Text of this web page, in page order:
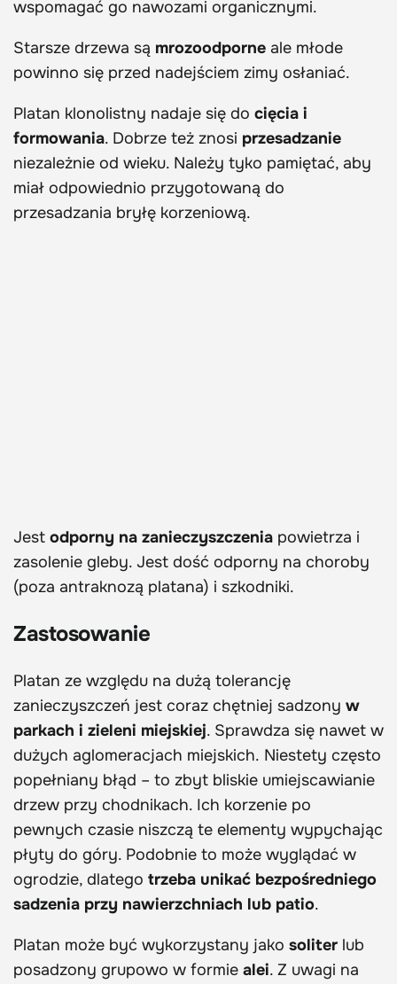
wspomagać go nawozami organicznymi.
Starsze drzewa są mrozoodporne ale młode
powinno się przed nadejściem zimy osłaniać.
Platan klonolistny nadaje się do cięcia i
formowania. Dobrze też znosi przesadzanie
niezależnie od wieku. Należy tyko pamiętać, aby
miał odpowiednio przygotowaną do
przesadzania bryłę korzeniową.
Jest odporny na zanieczyszczenia powietrza i
zasolenie gleby. Jest dość odporny na choroby
(poza antraknozą platana) i szkodniki.
Zastosowanie
Platan ze względu na dużą tolerancję
zanieczyszczeń jest coraz chętniej sadzony w
parkach i zieleni miejskiej. Sprawdza się nawet w
dużych aglomeracjach miejskich. Niestety często
popełniany błąd – to zbyt bliskie umiejscawianie
drzew przy chodnikach. Ich korzenie po
pewnych czasie niszczą te elementy wypychając
płyty do góry. Podobnie to może wyglądać w
ogrodzie, dlatego trzeba unikać bezpośredniego
sadzenia przy nawierzchniach lub patio.
Platan może być wykorzystany jako soliter lub
posadzony grupowo w formie alei. Z uwagi na